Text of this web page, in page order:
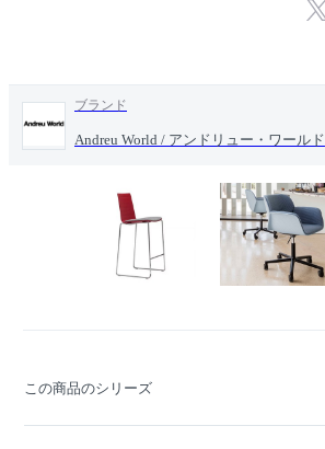
ブランド
Andreu World / アンドリュー・ワールド
この商品のシリーズ